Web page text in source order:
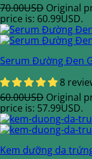
70.00USD Original
price is: 60.99USD.
Serum Đường Đen
8
60.00USD Original
price is: 57.99USD.
Kem dưỡng da